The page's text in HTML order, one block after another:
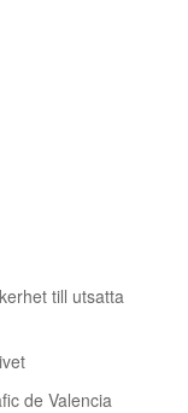
till utsatta
de Valencia